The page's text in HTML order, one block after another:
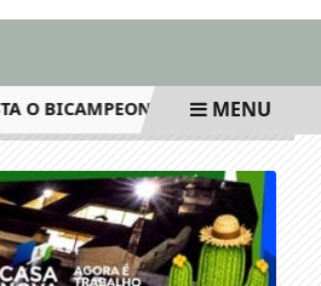
BICAMPEONATO MUNDIAL
MENU